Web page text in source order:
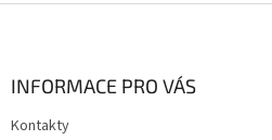
INFORMACE PRO VÁS
Kontakty